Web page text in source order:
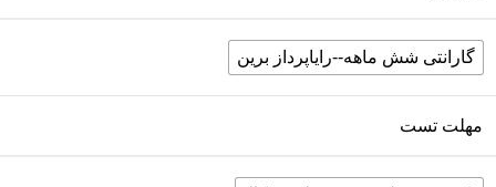
گارانتی شش ماهه--رایاپرداز برین
مهلت تست